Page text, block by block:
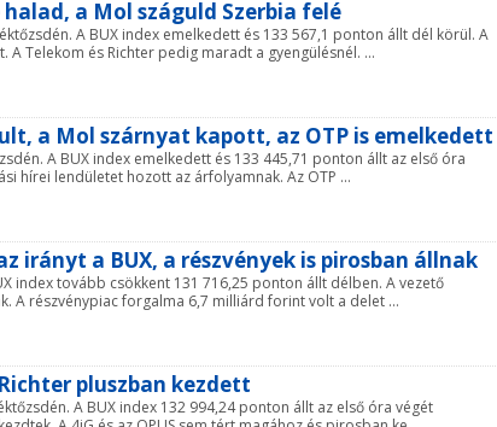
halad, a Mol száguld Szerbia felé
A BUX index emelkedett és 133 567,1 ponton állt dél körül. A
A Telekom és Richter pedig maradt a gyengülésnél. ...
a Mol szárnyat kapott, az OTP is emelkedett
A BUX index emelkedett és 133 445,71 ponton állt az első óra
hírei lendületet hozott az árfolyamnak. Az OTP ...
irányt a BUX, a részvények is pirosban állnak
index tovább csökkent 131 716,25 ponton állt délben. A vezető
A részvénypiac forgalma 6,7 milliárd forint volt a delet ...
pluszban kezdett
A BUX index 132 994,24 ponton állt az első óra végét